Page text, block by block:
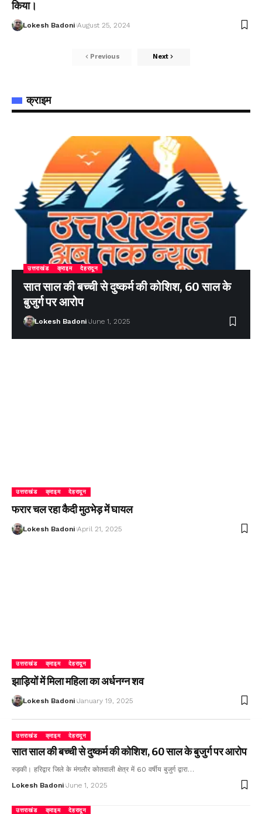
किया।
Lokesh Badoni August 25, 2024
Previous Next
क्राइम
उत्तराखंड क्राइम देहरादून
सात साल की बच्ची से दुष्कर्म की कोशिश, 60 साल के
बुजुर्ग पर आरोप
Lokesh Badoni June 1, 2025
उत्तराखंड क्राइम देहरादून
फरार चल रहा कैदी मुठभेड़ में घायल
Lokesh Badoni April 21, 2025
उत्तराखंड क्राइम देहरादून
झाड़ियों में मिला महिला का अर्धनग्न शव
Lokesh Badoni January 19, 2025
उत्तराखंड क्राइम देहरादून
सात साल की बच्ची से दुष्कर्म की कोशिश, 60 साल के बुजुर्ग पर आरोप
रुड़की। हरिद्वार जिले के मंगलौर कोतवाली क्षेत्र में 60 वर्षीय बुजुर्ग द्वारा…
Lokesh Badoni June 1, 2025
उत्तराखंड क्राइम देहरादून